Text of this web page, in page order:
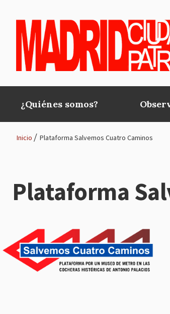
Main
navigation
¿Quiénes somos?
de
Inicio Plataforma Salvemos Cuatro Caminos
Plataforma